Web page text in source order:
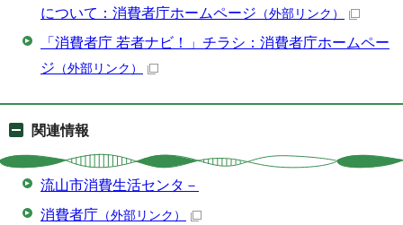
について：消費者庁ホームページ （外部リンク）
「消費者庁 若者ナビ！」チラシ：消費者庁ホームペー
ジ （外部リンク）
関連情報
流山市消費生活センタ－
消費者庁 （外部リンク）